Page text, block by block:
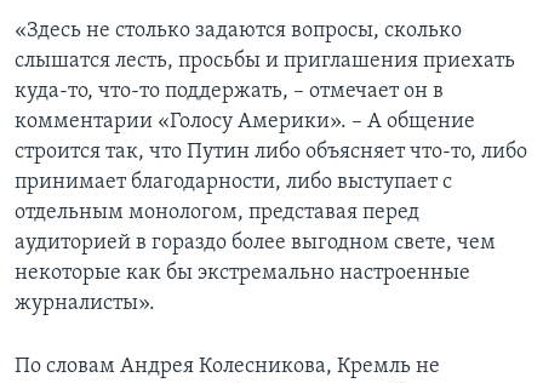
«Здесь не столько задаются вопросы, сколько
слышатся лесть, просьбы и приглашения приехать
куда-то, что-то поддержать, – отмечает он в
комментарии «Голосу Америки». – А общение
строится так, что Путин либо объясняет что-то, либо
принимает благодарности, либо выступает с
отдельным монологом, представая перед
аудиторией в гораздо более выгодном свете, чем
некоторые как бы экстремально настроенные
журналисты».
По словам Андрея Колесникова, Кремль не